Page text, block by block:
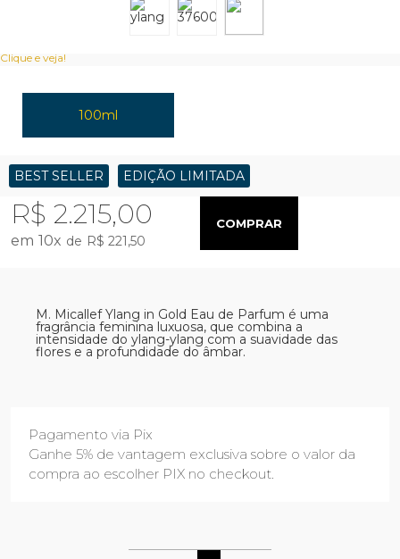
Clique e veja!
100ml
BEST SELLER EDIÇÃO LIMITADA
R$ 2.215,00
10x R$ 221,50
COMPRAR
M. Micallef Ylang in Gold Eau de Parfum é uma
fragrância feminina luxuosa, que combina a
intensidade do ylang-ylang com a suavidade das
flores e a profundidade do âmbar.
Pagamento via Pix
Ganhe 5% de vantagem exclusiva sobre o valor da
compra ao escolher PIX no checkout.